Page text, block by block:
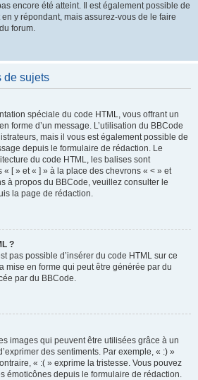
encore été atteint. Il est également possible de
y répondant, mais assurez-vous de le faire
forum.
de sujets
spéciale du code HTML, vous offrant un
forme d’un message. L’utilisation du BBCode
mais il vous est également possible de
depuis le formulaire de rédaction. Le
du code HTML, les balises sont
[ » et « ] » à la place des chevrons « < » et
à propos du BBCode, veuillez consulter le
la page de rédaction.
?
pas possible d’insérer du code HTML sur ce
mise en forme qui peut être générée par du
par du BBCode.
images qui peuvent être utilisées grâce à un
des sentiments. Par exemple, « :) »
« :( » exprime la tristesse. Vous pouvez
émoticônes depuis le formulaire de rédaction.